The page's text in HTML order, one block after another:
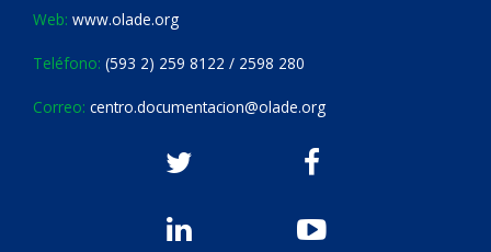
Web: www.olade.org
Teléfono: (593 2) 259 8122 / 2598 280
Correo: centro.documentacion@olade.org